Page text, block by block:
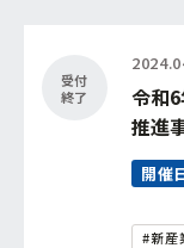
受付
終了
令和6
推進
開催
#新産